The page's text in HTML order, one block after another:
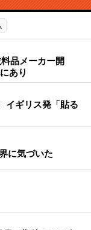
品メーカー開
あり
イギリス発「貼る
に気づいた